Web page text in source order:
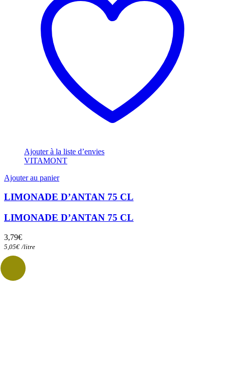
Ajouter à la liste d’envies
VITAMONT
Ajouter au panier
LIMONADE D’ANTAN 75 CL
LIMONADE D’ANTAN 75 CL
3,79€
5,05€ /litre